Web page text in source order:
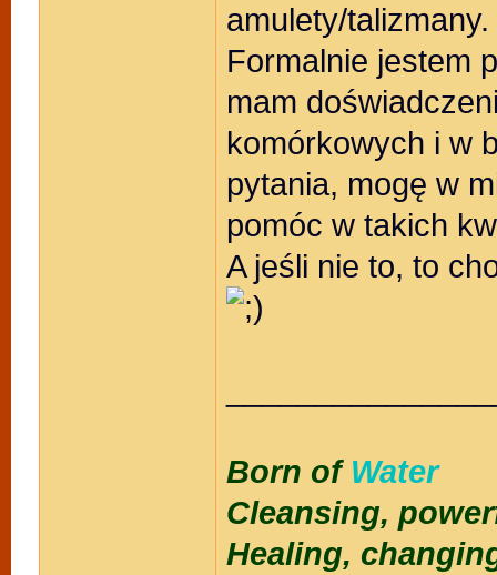
amulety/
Formalnie jestem
mam
komórkowych i w
pytania, mogę w
pomóc w takich
A jeśli nie to, to
Born of Water
Cleansing,
Healing,